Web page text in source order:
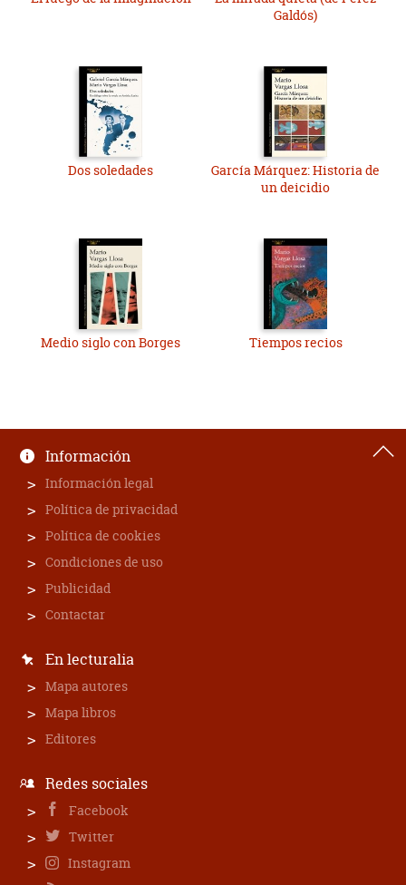
Galdós)
Dos soledades
García Márquez: Historia de
un deicidio
Medio siglo con Borges Tiempos recios
Información
Información legal
Política de privacidad
Política de cookies
Condiciones de uso
Publicidad
Contactar
En lecturalia
Mapa autores
Mapa libros
Editores
Redes sociales
Facebook
Twitter
Instagram